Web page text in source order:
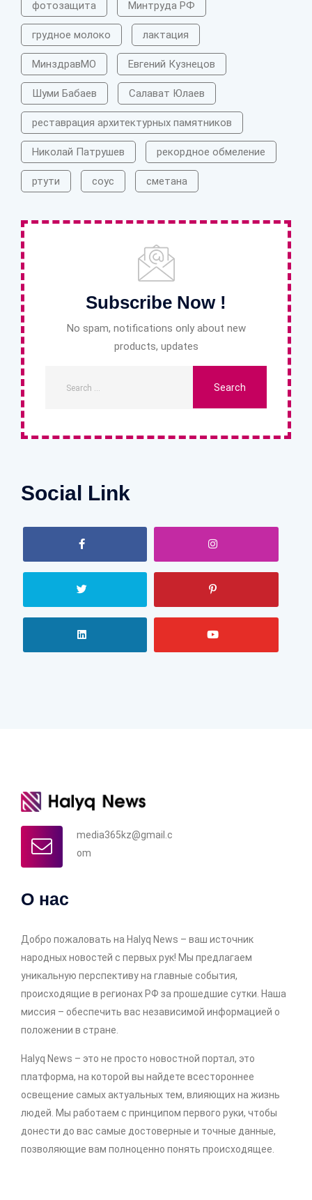
фотозащита Минтруда РФ
грудное молоко лактация
МинздравМО Евгений Кузнецов
Шуми Бабаев Салават Юлаев
реставрация архитектурных памятников
Николай Патрушев рекордное обмеление
ртути соус сметана
Subscribe Now !
No spam, notifications only about new
products, updates
Social Link
media365kz@gmail.c
om
О нас
Добро пожаловать на Halyq News – ваш источник
народных новостей с первых рук! Мы предлагаем
уникальную перспективу на главные события,
происходящие в регионах РФ за прошедшие сутки. Наша
миссия – обеспечить вас независимой информацией о
положении в стране.
Halyq News – это не просто новостной портал, это
платформа, на которой вы найдете всестороннее
освещение самых актуальных тем, влияющих на жизнь
людей. Мы работаем с принципом первого руки, чтобы
донести до вас самые достоверные и точные данные,
позволяющие вам полноценно понять происходящее.